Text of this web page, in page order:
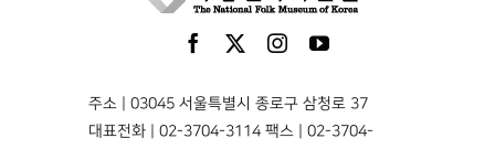
주소 | 03045 서울특별시 종로구 삼청로 37
대표전화 | 02-3704-3114 팩스 | 02-3704-